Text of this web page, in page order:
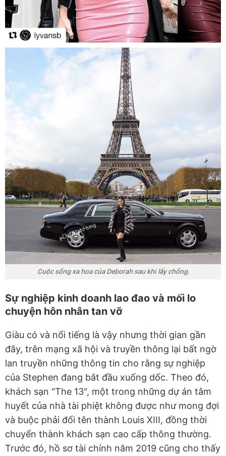
Cuộc sống xa hoa của Deborah sau khi lấy chồng.
Sự nghiệp kinh doanh lao đao và mối lo
chuyện hôn nhân tan vỡ
Giàu có và nổi tiếng là vậy nhưng thời gian gần
đây, trên mạng xã hội và truyền thông lại bất ngờ
lan truyền những thông tin cho rằng sự nghiệp
của Stephen đang bắt đầu xuống dốc. Theo đó,
khách sạn "The 13", một trong những dự án tâm
huyết của nhà tài phiệt không được như mong đợi
và buộc phải đổi tên thành Louis XIII, đồng thời
chuyển thành khách sạn cao cấp thông thường.
Trước đó, hồ sơ tài chính năm 2019 cũng cho thấy